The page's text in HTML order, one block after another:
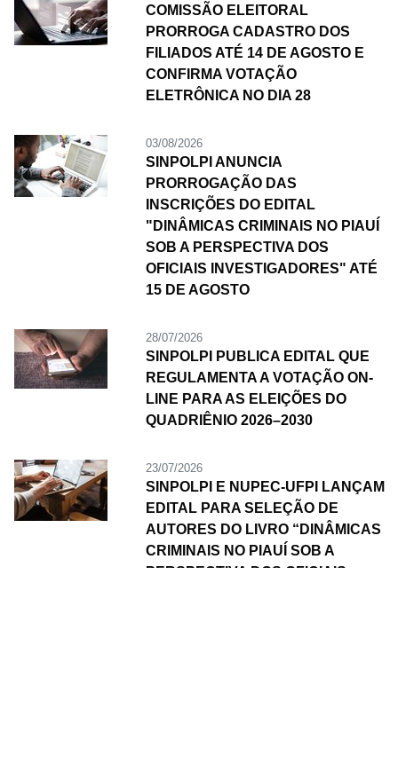
COMISSÃO ELEITORAL
PRORROGA CADASTRO DOS
FILIADOS ATÉ 14 DE AGOSTO E
CONFIRMA VOTAÇÃO
ELETRÔNICA NO DIA 28
03/08/2026
SINPOLPI ANUNCIA
PRORROGAÇÃO DAS
INSCRIÇÕES DO EDITAL
"DINÂMICAS CRIMINAIS NO PIAUÍ
SOB A PERSPECTIVA DOS
OFICIAIS INVESTIGADORES" ATÉ
15 DE AGOSTO
28/07/2026
SINPOLPI PUBLICA EDITAL QUE
REGULAMENTA A VOTAÇÃO ON-
LINE PARA AS ELEIÇÕES DO
QUADRIÊNIO 2026–2030
23/07/2026
SINPOLPI E NUPEC-UFPI LANÇAM
EDITAL PARA SELEÇÃO DE
AUTORES DO LIVRO “DINÂMICAS
CRIMINAIS NO PIAUÍ SOB A
PERSPECTIVA DOS OFICIAIS